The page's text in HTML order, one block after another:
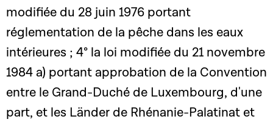
modifiée du 28 juin 1976 portant
réglementation de la pêche dans les eaux
intérieures ; 4° la loi modifiée du 21 novembre
1984 a) portant approbation de la Convention
entre le Grand-Duché de Luxembourg, d'une
part, et les Länder de Rhénanie-Palatinat et